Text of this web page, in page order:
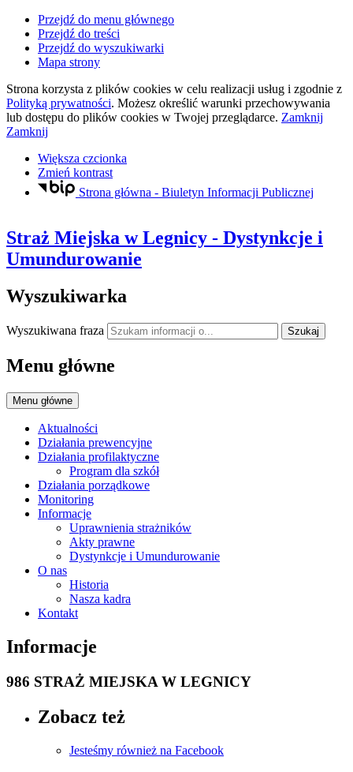
Przejdź do menu głównego
Przejdź do treści
Przejdź do wyszukiwarki
Mapa strony
Strona korzysta z plików cookies w celu realizacji usług i zgodnie z
Polityką prywatności. Możesz określić warunki przechowywania
lub dostępu do plików cookies w Twojej przeglądarce. Zamknij
Zamknij
Większa czcionka
Zmień kontrast
Strona główna - Biuletyn Informacji Publicznej
Straż Miejska w Legnicy - Dystynkcje i
Umundurowanie
Wyszukiwarka
Wyszukiwana fraza Szukaj
Menu główne
Menu główne
Aktualności
Działania prewencyjne
Działania profilaktyczne
Program dla szkół
Działania porządkowe
Monitoring
Informacje
Uprawnienia strażników
Akty prawne
Dystynkcje i Umundurowanie
O nas
Historia
Nasza kadra
Kontakt
Informacje
986 STRAŻ MIEJSKA W LEGNICY
Zobacz też
Jesteśmy również na Facebook